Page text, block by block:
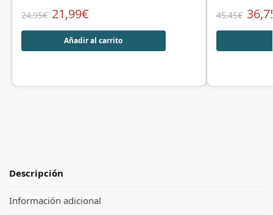
24,95€ 21,99€
Añadir al carrito
45,45€
Descripción
Información adicional